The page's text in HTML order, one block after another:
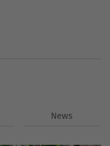
News